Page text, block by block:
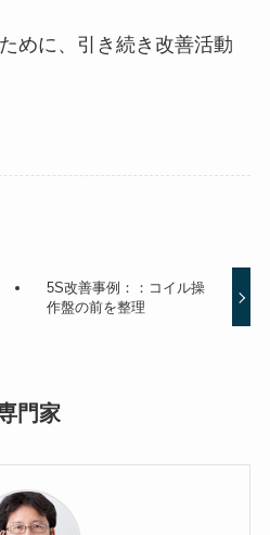
めに、引き続き改善活動
5S改善事例：：コイル操
作盤の前を整理
門家